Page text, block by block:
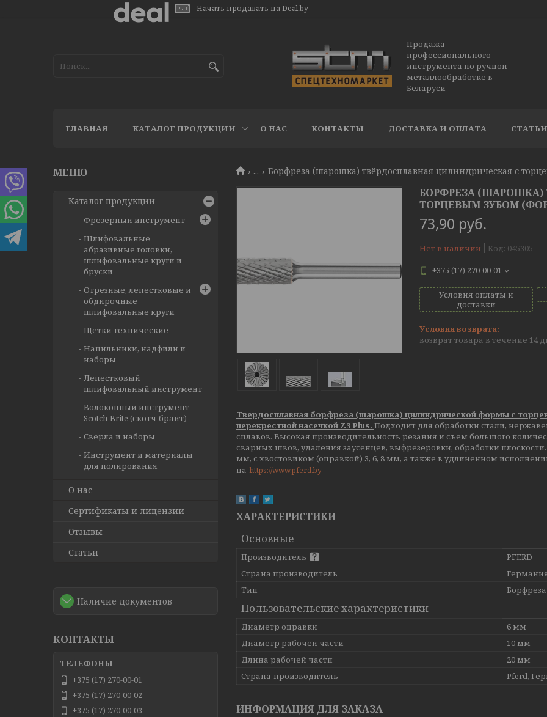
Начать продавать на Deal.by
Продажа
профессионального
инструмента по ручной
металлообработке в
Беларуси
ГЛАВНАЯ КАТАЛОГ ПРОДУКЦИИ О НАС КОНТАКТЫ ДОСТАВКА И ОПЛАТА СТАТЬИ
...
БОРФРЕЗА (ШАРОШКА)
ТОРЦЕВЫМ ЗУБОМ
73,90 руб.
Нет в наличии Код: 045305
+375 (17) 270-00-01
Условия оплаты и
доставки
возврат товара в течение 14
Твердосплавная борфреза (шарошка) цилиндрической формы с
перекрестной насечкой Z3 Plus. Подходит для обработки стали,
сплавов. Высокая производительность резания и съем большого
сварных швов, удаления заусенцев, выфрезеровки, обработки
мм, с хвостовиком (оправкой) 3, 6, 8 мм, а также в удлиненном
на https://www.pferd.by
ХАРАКТЕРИСТИКИ
Основные
Производитель
PFERD
Страна производитель
Тип
Борфреза
Пользовательские характеристики
Диаметр оправки
6 мм
Диаметр рабочей части
10 мм
Длина рабочей части
20 мм
Страна-производитель
Pferd,
ИНФОРМАЦИЯ ДЛЯ ЗАКАЗА
Каталог продукции
Фрезерный инструмент
Шлифовальные
абразивные головки,
шлифовальные круги и
бруски
Отрезные, лепестковые и
обдирочные
шлифовальные круги
Щетки технические
Напильники, надфили и
наборы
Лепестковый
шлифовальный инструмент
Волоконный инструмент
Scotch-Brite (скотч-брайт)
Сверла и наборы
Инструмент и материалы
для полирования
О нас
Сертификаты и лицензии
Отзывы
Статьи
Наличие документов
КОНТАКТЫ
+375 (17) 270-00-01
+375 (17) 270-00-02
+375 (17) 270-00-03